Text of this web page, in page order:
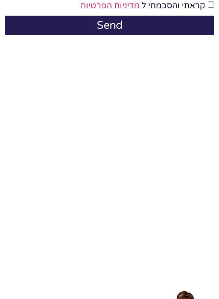
קראתי והסכמתי ל מדיניות הפרטיות
Send